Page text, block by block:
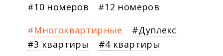
10 номеров
12 номеров
Многоквартирные
Дуплекс
3 квартиры
4 квартиры